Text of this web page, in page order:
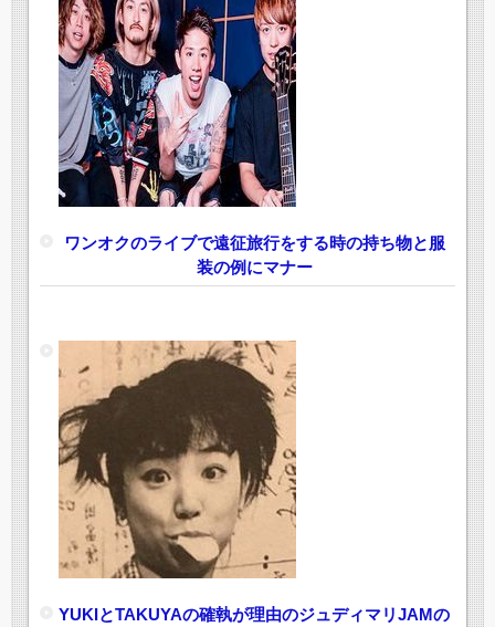
ワンオクのライブで遠征旅行をする時の持ち物と服
装の例にマナー
YUKIとTAKUYAの確執が理由のジュディマリJAMの